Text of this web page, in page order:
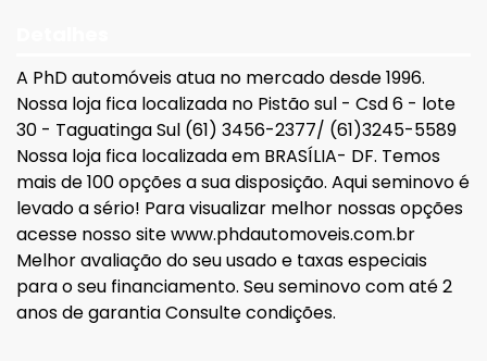
A PhD automóveis atua no mercado desde 1996.
Nossa loja fica localizada no Pistão sul - Csd 6 - lote
30 - Taguatinga Sul (61) 3456-2377/ (61)3245-5589
Nossa loja fica localizada em BRASÍLIA- DF. Temos
mais de 100 opções a sua disposição. Aqui seminovo é
levado a sério! Para visualizar melhor nossas opções
acesse nosso site www.phdautomoveis.com.br
Melhor avaliação do seu usado e taxas especiais
para o seu financiamento. Seu seminovo com até 2
anos de garantia Consulte condições.